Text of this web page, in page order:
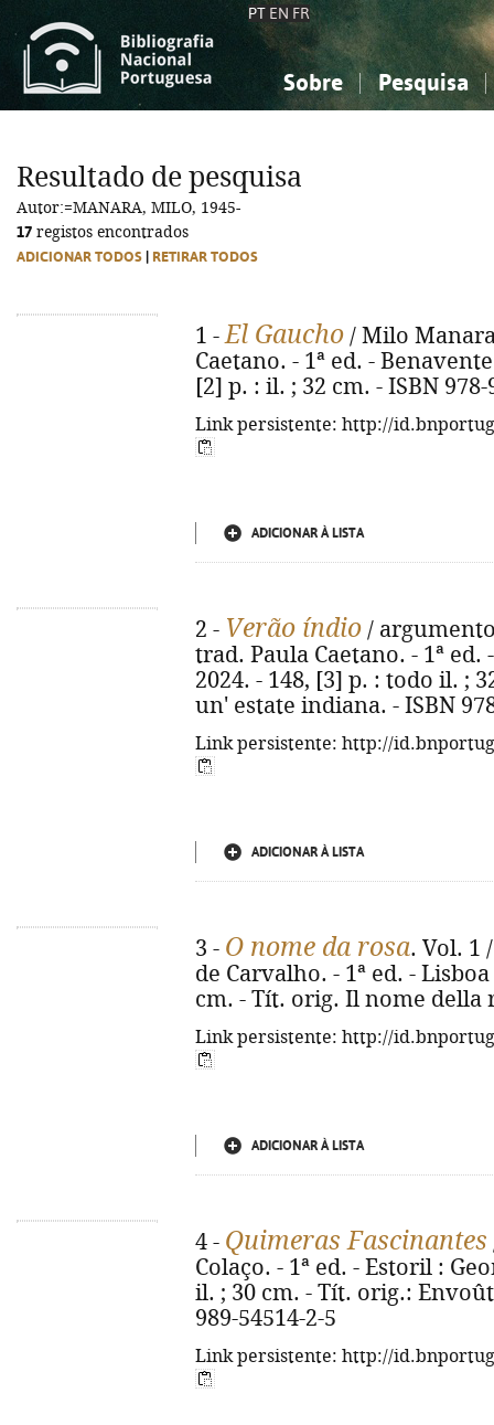
PT EN FR
Sobre Pesquisa
Ciências sociais...
Ciências sociais...
Resultado de pesquisa
Autor:=MANARA, MILO, 1945-
17 registos encontrados
ADICIONAR TODOS RETIRAR TODOS
1 -El Gaucho / Milo
Caetano. - 1ª ed. -
[2] p. : il. ; 32 cm. - ISBN 978-
Link persistente: http://
ADICIONAR À LISTA
2 - Verão índio /
trad. Paula Caetano. - 1ª
2024. - 148, [3] p. : todo il. ;
un' estate indiana. - ISBN
Link persistente: http://
ADICIONAR À LISTA
3 - O nome da rosa. Vol. 1
de Carvalho. - 1ª ed. -
cm. - Tít. orig. Il nome della
Link persistente: http://
ADICIONAR À LISTA
4 - Quimeras Fascinantes
Colaço. - 1ª ed. - Estoril :
il. ; 30 cm. - Tít. orig.:
989-54514-2-5
Link persistente: http://